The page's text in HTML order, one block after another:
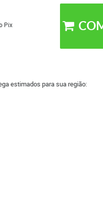
Pix
estimados para sua região: